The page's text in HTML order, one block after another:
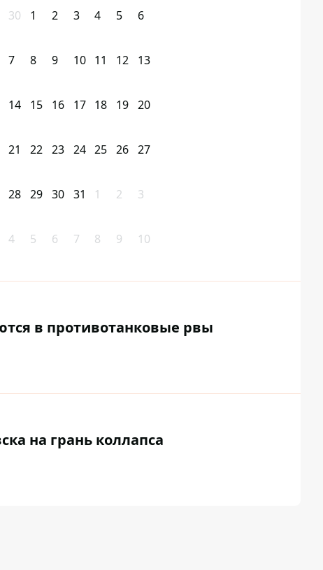
30 1 2 3 4 5 6
7 8 9 10 11 12 13
14 15 16 17 18 19 20
21 22 23 24 25 26 27
28 29 30 31 1 2 3
4 5 6 7 8 9 10
в противотанковые рвы
на грань коллапса